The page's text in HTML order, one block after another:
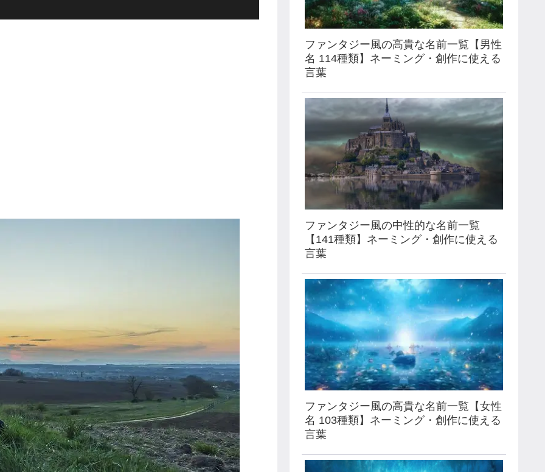
ファンタジー風の高貴な名前一覧【男性
名 114種類】ネーミング・創作に使える
言葉
ファンタジー風の中性的な名前一覧
【141種類】ネーミング・創作に使える
言葉
ファンタジー風の高貴な名前一覧【女性
名 103種類】ネーミング・創作に使える
言葉